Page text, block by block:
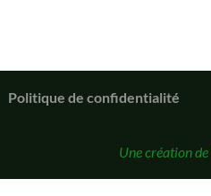
Politique de confidentialité
Une création de